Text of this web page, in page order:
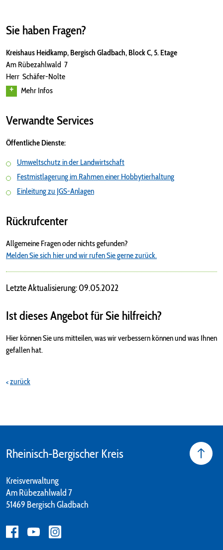
Sie haben Fragen?
Kreishaus Heidkamp, Bergisch Gladbach, Block C, 5. Etage
Am Rübezahlwald 7
Herr Schäfer-Nolte
Mehr Infos
Verwandte Services
Öffentliche Dienste:
Umweltschutz in der Landwirtschaft
Festmistlagerung im Rahmen einer Hobbytierhaltung
Einleitung zu JGS-Anlagen
Rückrufcenter
Allgemeine Fragen oder nichts gefunden?
Melden Sie sich hier und wir rufen Sie gerne zurück.
Letzte Aktualisierung: 09.05.2022
Ist dieses Angebot für Sie hilfreich?
Hier können Sie uns mitteilen, was wir verbessern können und was Ihnen
gefallen hat.
zurück
Rheinisch-Bergischer Kreis
Kreisverwaltung
Am Rübezahlwald 7
51469 Bergisch Gladbach